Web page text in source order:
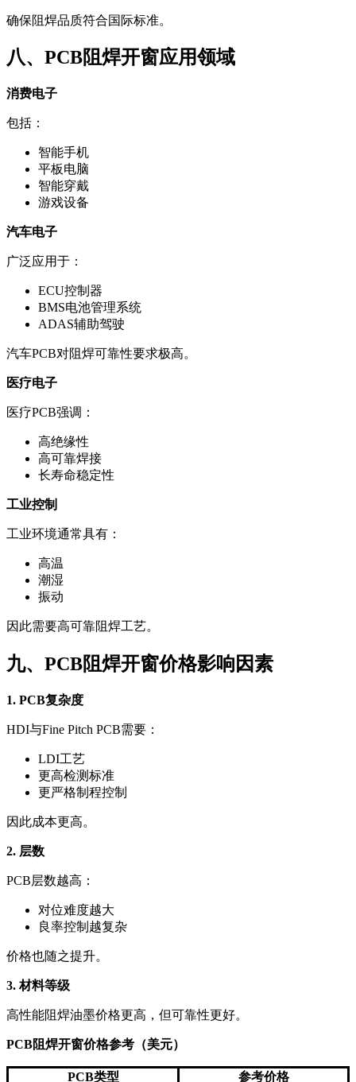
确保阻焊品质符合国际标准。
八、PCB阻焊开窗应用领域
消费电子
包括：
智能手机
平板电脑
智能穿戴
游戏设备
汽车电子
广泛应用于：
ECU控制器
BMS电池管理系统
ADAS辅助驾驶
汽车PCB对阻焊可靠性要求极高。
医疗电子
医疗PCB强调：
高绝缘性
高可靠焊接
长寿命稳定性
工业控制
工业环境通常具有：
高温
潮湿
振动
因此需要高可靠阻焊工艺。
九、PCB阻焊开窗价格影响因素
1. PCB复杂度
HDI与Fine Pitch PCB需要：
LDI工艺
更高检测标准
更严格制程控制
因此成本更高。
2. 层数
PCB层数越高：
对位难度越大
良率控制越复杂
价格也随之提升。
3. 材料等级
高性能阻焊油墨价格更高，但可靠性更好。
PCB阻焊开窗价格参考（美元）
PCB类型
参考价格